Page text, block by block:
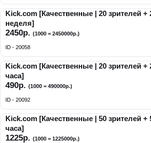
Kick.com [Качественные | 20 зрителей +
неделя]
2450р. (1000 = 2450000р.)
ID - 20058
Kick.com [Качественные | 20 зрителей +
часа]
490р. (1000 = 490000р.)
ID - 20092
Kick.com [Качественные | 50 зрителей +
часа]
1225р. (1000 = 1225000р.)